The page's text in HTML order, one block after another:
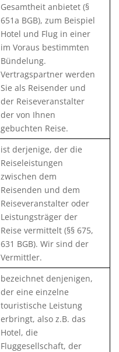
Gesamtheit anbietet (§
651a BGB), zum Beispiel
Hotel und Flug in einer
im Voraus bestimmten
Bündelung.
Vertragspartner werden
Sie als Reisender und
der Reiseveranstalter
der von Ihnen
gebuchten Reise.
ist derjenige, der die
Reiseleistungen
zwischen dem
Reisenden und dem
Reiseveranstalter oder
Leistungsträger der
Reise vermittelt (§§ 675,
631 BGB). Wir sind der
Vermittler.
bezeichnet denjenigen,
der eine einzelne
touristische Leistung
erbringt, also z.B. das
Hotel, die
Fluggesellschaft, der